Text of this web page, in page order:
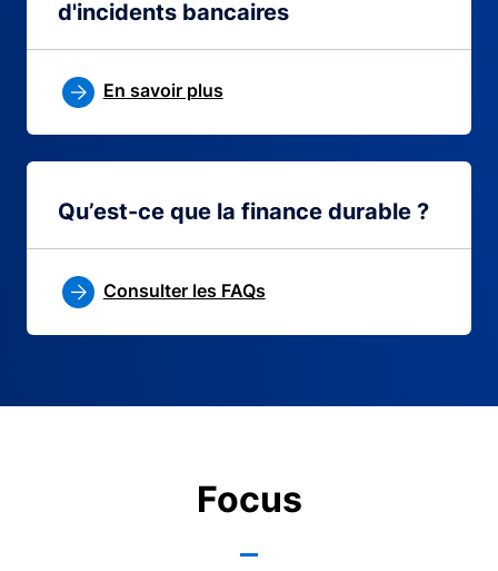
d'incidents bancaires
En savoir plus
Qu’est-ce que la finance durable ?
Consulter les FAQs
Focus